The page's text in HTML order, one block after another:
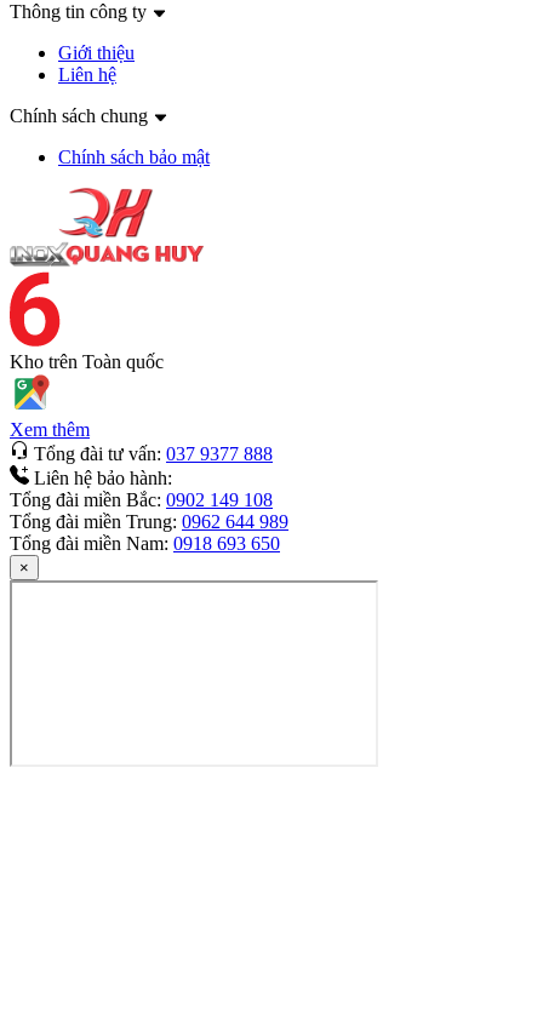
Thông tin công ty
Giới thiệu
Liên hệ
Chính sách chung
Chính sách bảo mật
Kho trên Toàn quốc
Xem thêm
Tổng đài tư vấn: 037 9377 888
Liên hệ bảo hành:
Tổng đài miền Bắc: 0902 149 108
Tổng đài miền Trung: 0962 644 989
Tổng đài miền Nam: 0918 693 650
×